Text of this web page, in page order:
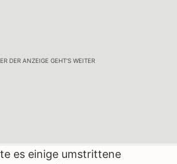
DER ANZEIGE GEHT'S WEITER
es einige umstrittene